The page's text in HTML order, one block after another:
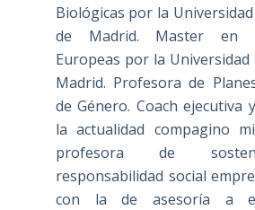
Biológicas por la
de Madrid. Master en
Europeas por la Universidad
Madrid. Profesora de
de Género. Coach ejecutiva
la actualidad compagino
profesora de
responsabilidad social
con la de asesoría a